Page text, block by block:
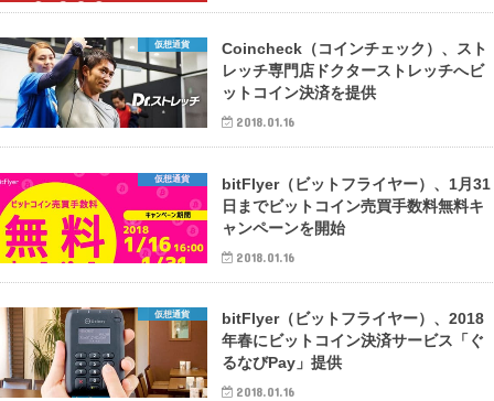
仮想通貨
Coincheck（コインチェック）、スト
レッチ専門店ドクターストレッチへビ
ットコイン決済を提供
2018.01.16
仮想通貨
bitFlyer（ビットフライヤー）、1月31
日までビットコイン売買手数料無料キ
ャンペーンを開始
2018.01.16
仮想通貨
bitFlyer（ビットフライヤー）、2018
年春にビットコイン決済サービス「ぐ
るなびPay」提供
2018.01.16